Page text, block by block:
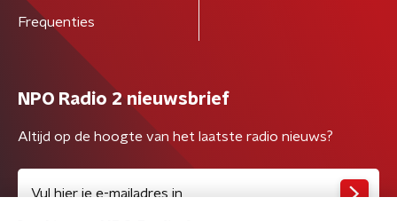
Frequenties
NPO Radio 2 nieuwsbrief
Altijd op de hoogte van het laatste radio nieuws?